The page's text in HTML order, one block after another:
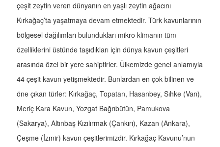
çeşit zeytin veren dünyanın en yaşlı zeytin ağacını
Kırkağaç’ta yaşatmaya devam etmektedir. Türk kavunlarının
bölgesel dağılımları bulundukları mikro klimanın tüm
özelliklerini üstünde taşıdıkları için dünya kavun çeşitleri
arasında özel bir yere sahiptirler. Ülkemizde genel anlamıyla
44 çeşit kavun yetişmektedir. Bunlardan en çok bilinen ve
öne çıkan türler: Kırkağaç, Topatan, Hasanbey, Sıhke (Van),
Meriç Kara Kavun, Yozgat Bağrıbütün, Pamukova
(Sakarya), Altınbaş Kızılırmak (Çankırı), Kazan (Ankara),
Çeşme (İzmir) kavun çeşitlerimizdir. Kırkağaç Kavunu’nun